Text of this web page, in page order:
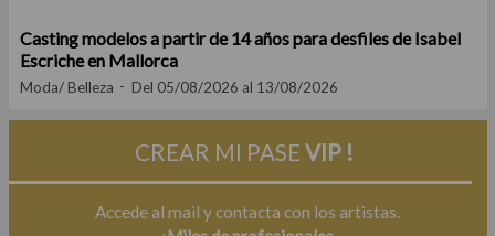
Casting modelos a partir de 14 años para desfiles de Isabel
Escriche en Mallorca
Moda/ Belleza Del 05/08/2026 al 13/08/2026
CREAR MI PASEVIP !
Accede al mail y contacta con los artistas.